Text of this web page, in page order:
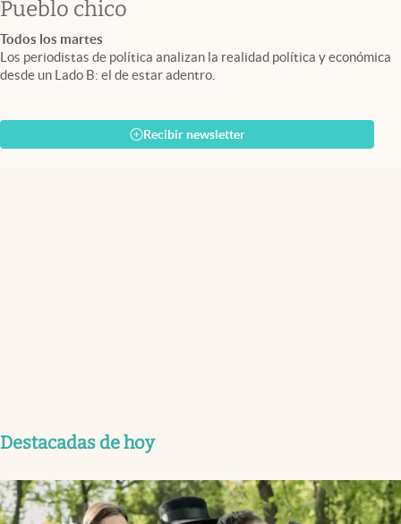
Pueblo chico
Todos los martes
Los periodistas de política analizan la realidad política y económica
desde un Lado B: el de estar adentro.
Recibir newsletter
Destacadas de hoy